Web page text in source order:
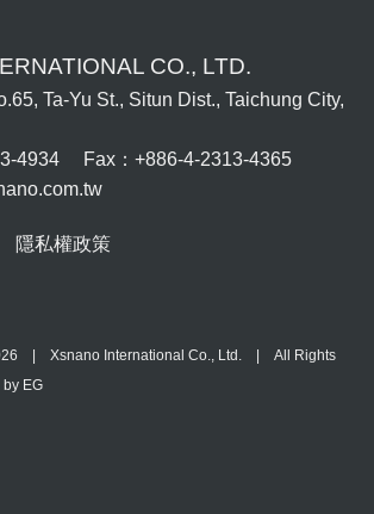
CO., LTD.
Ta-Yu St., Situn Dist., Taichung City,
4934 Fax：+886-4-2313-4365
隱私權政策
| Xsnano International Co., Ltd. | All Rights
EG